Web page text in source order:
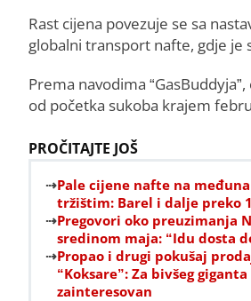
Rast cijena povezuje se sa
globalni transport nafte, gdje je
Prema navodima
od početka sukoba krajem
PROČITAJTE JOŠ
Pale cijene nafte na
tržištim: Barel i dalje preko
Pregovori oko preuzimanja
sredinom maja: “Idu dosta
Propao i drugi pokušaj
“Koksare”: Za bivšeg
zainteresovan